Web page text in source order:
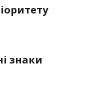
знаки